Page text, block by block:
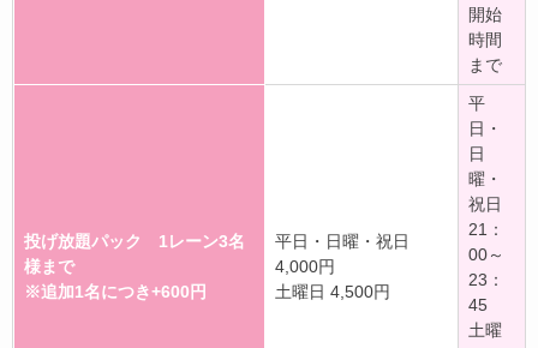
開始
時間
まで
投げ放題パック 1レーン3名
様まで
※追加1名につき+600円
平日・日曜・祝日
4,000円
土曜日 4,500円
平
日・
日
曜・
祝日
21：
00～
23：
45
土曜